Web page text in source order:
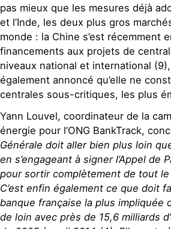
pas mieux que les mesures déjà
et l’Inde, les deux plus gros
monde : la Chine s’est récemment
financements aux projets de
niveaux national et international (9),
également annoncé qu’elle ne
centrales sous-critiques, les plus
Yann Louvel, coordinateur de la
énergie pour l’ONG BankTrack,
Générale doit aller bien plus loin
en s’engageant à signer l’Appel de
pour sortir complètement de tout
C’est enfin également ce que doit
banque française la plus impliquée
de loin avec près de 15,6 milliards